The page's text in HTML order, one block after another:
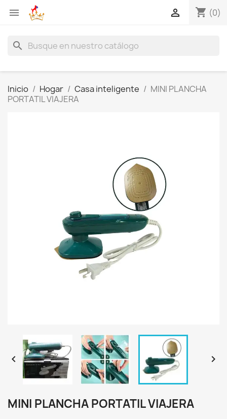
 shopping_cart (0)

search
Inicio Hogar Casa inteligente
MINI PLANCHA
PORTATIL VIAJERA
 
MINI PLANCHA PORTATIL VIAJERA